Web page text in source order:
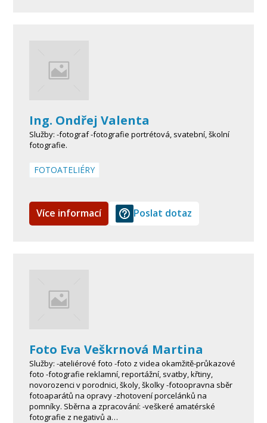
Ing. Ondřej Valenta
Služby: -fotograf -fotografie portrétová, svatební, školní
fotografie.
FOTOATELIÉRY
Více informací Poslat dotaz
Foto Eva Veškrnová Martina
Služby: -ateliérové foto -foto z videa okamžitě-průkazové
foto -fotografie reklamní, reportážní, svatby, křtiny,
novorozenci v porodnici, školy, školky -fotoopravna sběr
fotoaparátů na opravy -zhotovení porcelánků na
pomníky. Sběrna a zpracování: -veškeré amatérské
fotografie z negativů a…